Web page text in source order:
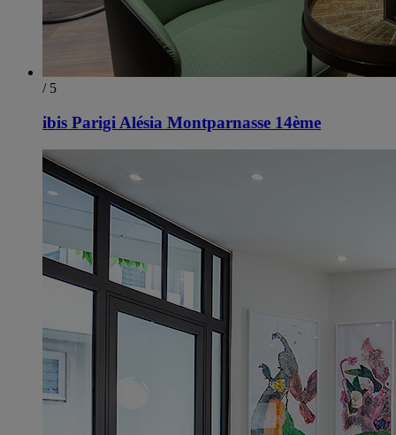
/ 5
ibis Parigi Alésia Montparnasse 14ème